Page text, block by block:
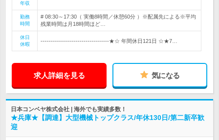
年収
勤務
時間
# 08:30～17:30（ 実働8時間／休憩60分 ）※配属先による※平均
残業時間は月18時間ほど…
休日
休暇
-----------------------------------★☆ 年間休日121日 ☆★7…
求人詳細を見る 気になる
日本コンベヤ株式会社 | 海外でも実績多数！
★兵庫★【調達】大型機械トップクラス/年休130日/第二新卒歓
迎